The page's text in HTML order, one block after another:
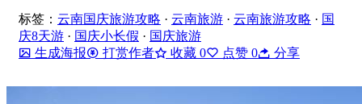
标签： 云南国庆旅游攻略 · 云南旅游 · 云南旅游攻略 · 国
庆8天游 · 国庆小长假 · 国庆旅游
生成海报
打赏作者 收藏 0 点赞 0 分享